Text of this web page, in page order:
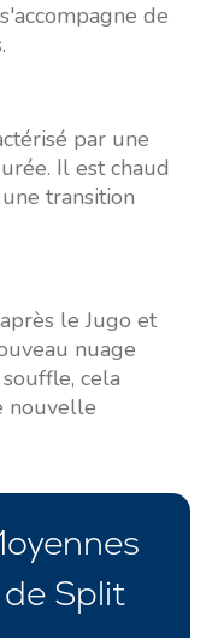
de
par une
Il est chaud
transition
le Jugo et
nuage
cela
nouvelle
Split